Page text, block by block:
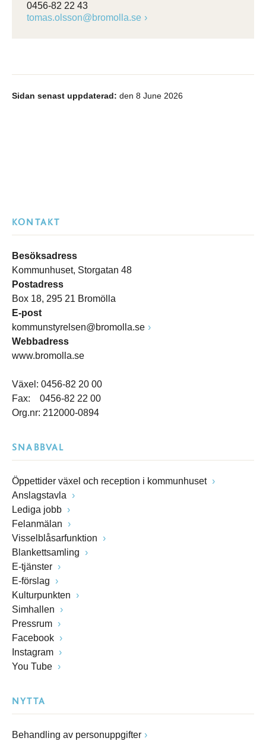
0456-82 22 43
tomas.olsson@bromolla.se
Sidan senast uppdaterad: den 8 June 2026
KONTAKT
Besöksadress
Kommunhuset, Storgatan 48
Postadress
Box 18, 295 21 Bromölla
E-post
kommunstyrelsen@bromolla.se
Webbadress
www.bromolla.se
Växel: 0456-82 20 00
Fax: 0456-82 22 00
Org.nr: 212000-0894
SNABBVAL
Öppettider växel och reception i kommunhuset
Anslagstavla
Lediga jobb
Felanmälan
Visselblåsarfunktion
Blankettsamling
E-tjänster
E-förslag
Kulturpunkten
Simhallen
Pressrum
Facebook
Instagram
You Tube
NYTTA
Behandling av personuppgifter